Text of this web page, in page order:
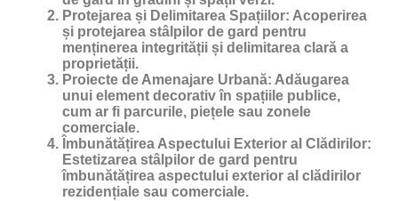
Protejarea și Delimitarea Spațiilor: Acoperirea
și protejarea stâlpilor de gard pentru
menținerea integrității și delimitarea clară a
proprietății.
Proiecte de Amenajare Urbană: Adăugarea
unui element decorativ în spațiile publice,
cum ar fi parcurile, piețele sau zonele
comerciale.
Îmbunătățirea Aspectului Exterior al Clădirilor:
Estetizarea stâlpilor de gard pentru
îmbunătățirea aspectului exterior al clădirilor
rezidențiale sau comerciale.